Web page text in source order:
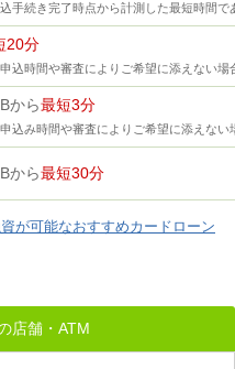
手続き完了時点から計測した最短時間
20分
込時間や審査によりご希望に添えない場
から最短3分
込み時間や審査によりご希望に添えない
から最短30分
が可能なおすすめカードローン
店舗・ATM